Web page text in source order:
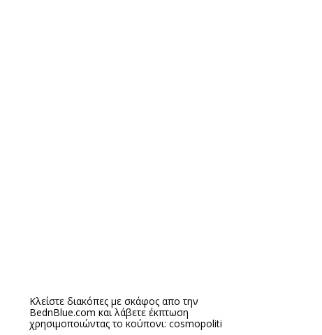
Κλείστε διακόπες με σκάφος απο την
BednBlue.com και λάβετε έκπτωση
χρησιμοποιώντας το κούπονι: cosmopoliti